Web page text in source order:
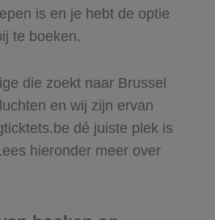
is en je hebt de optie
te boeken.
die zoekt naar Brussel
en wij zijn ervan
dé juiste plek is
hieronder meer over